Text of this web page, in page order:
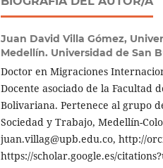
Juan David Villa Gómez,
Medellín. Universidad de San
Doctor en Migraciones
Docente asociado de la Facultad
Bolivariana. Pertenece al grupo
Sociedad y Trabajo, Medellín-
juan.villag@upb.edu.co, http://
https://scholar.google.es/